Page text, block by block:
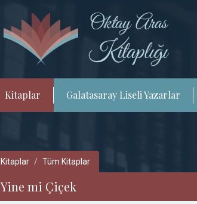
Kitaplar Galatasaray Liseli Yazarlar
Kitaplar Tüm Kitaplar
Yine mi Çiçek